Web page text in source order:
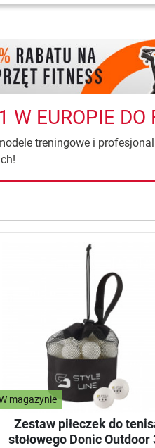
EUROPIE DO
treningowe i
magazynie
Zestaw piłeczek do
stołowego Donic Outdoor